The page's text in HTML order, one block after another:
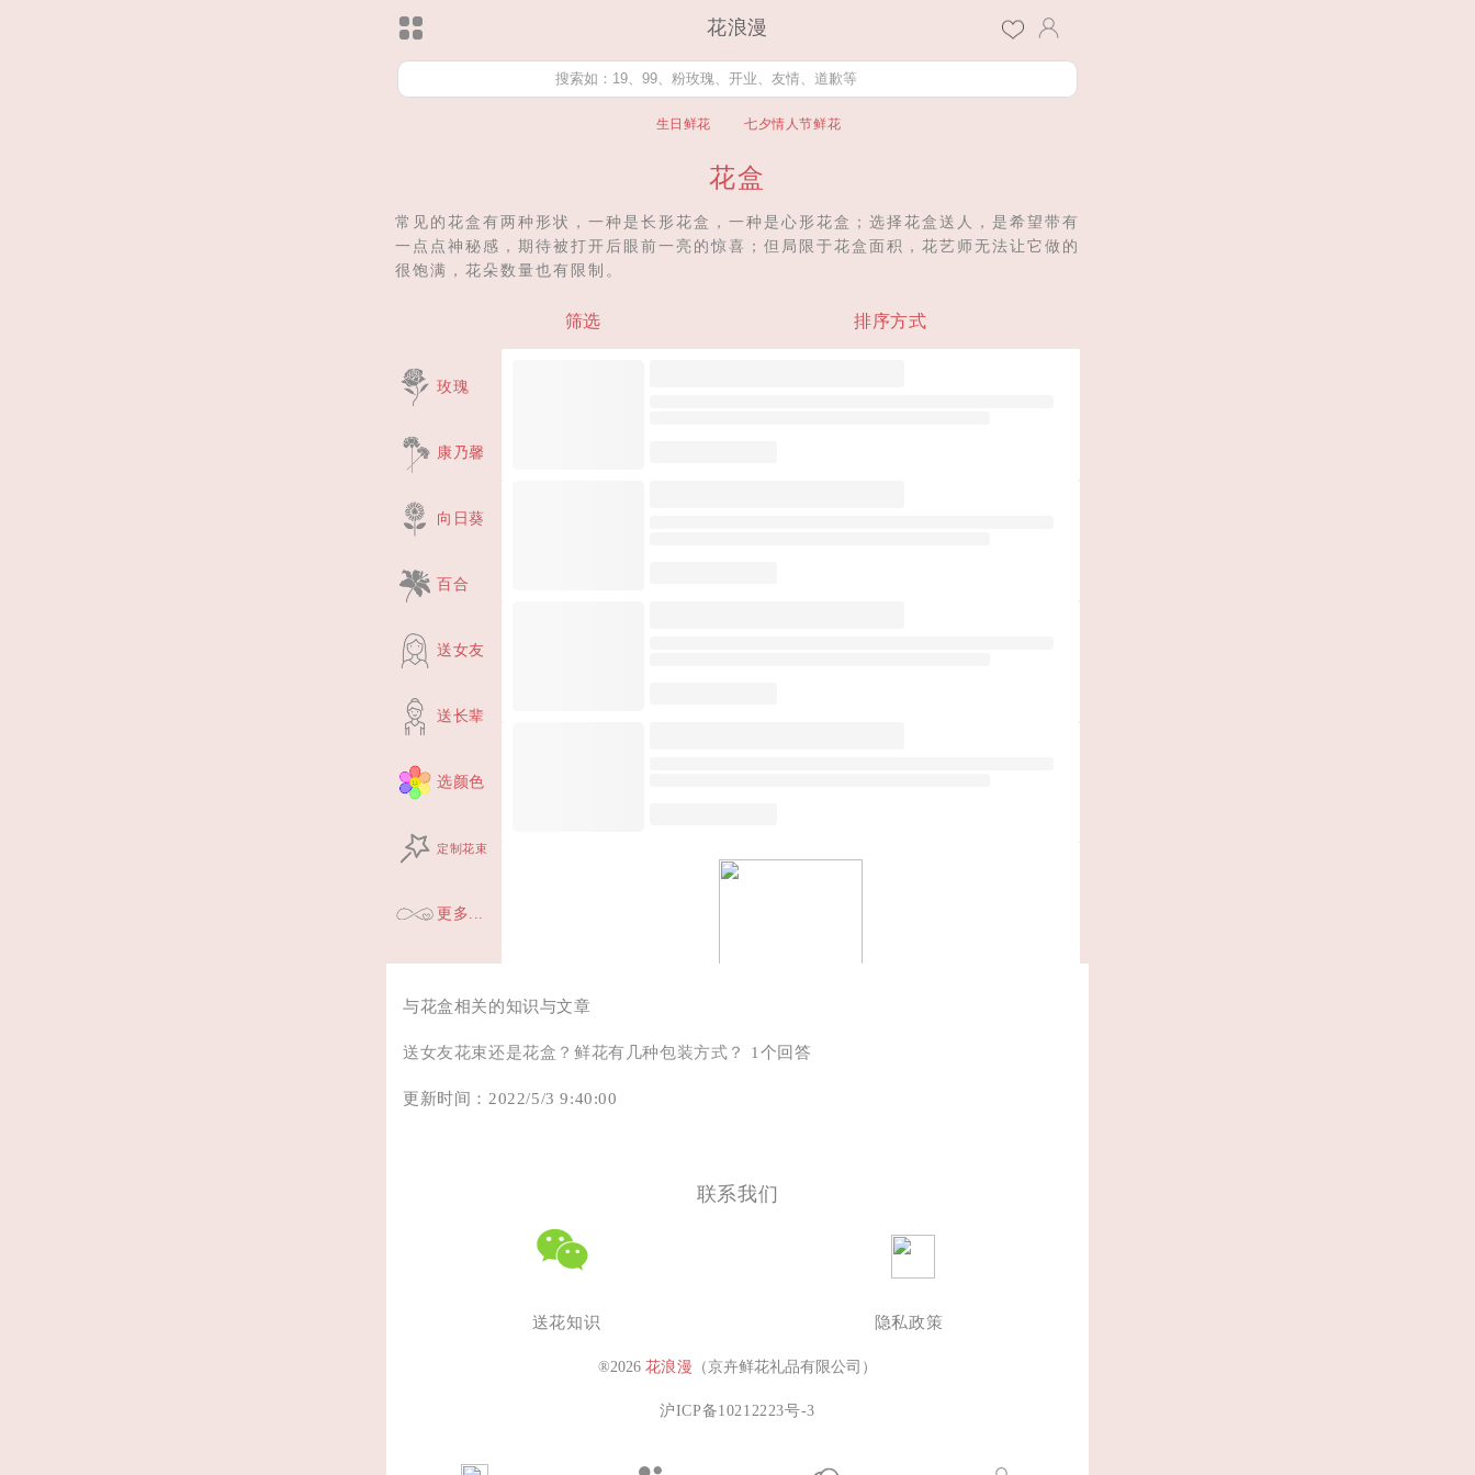
花浪漫
生日鲜花 七夕情人节鲜花
花盒
常见的花盒有两种形状，一种是长形花盒，一种是心形花盒；选择花盒送人，是希望带有
一点点神秘感，期待被打开后眼前一亮的惊喜；但局限于花盒面积，花艺师无法让它做的
很饱满，花朵数量也有限制。
筛选 排序方式
玫瑰
康乃馨
向日葵
百合
送女友
送长辈
选颜色
定制花束
更多...
与花盒相关的知识与文章
送女友花束还是花盒？鲜花有几种包装方式？ 1个回答
更新时间：2022/5/3 9:40:00
联系我们
送花知识 隐私政策
®2026 花浪漫 （京卉鲜花礼品有限公司）
沪ICP备10212223号-3